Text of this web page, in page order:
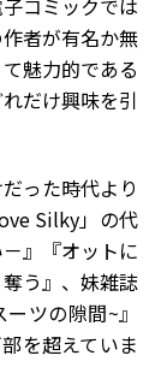
コミックでは
者が有名か無
魅力的である
だけ興味を引
った時代より
Silky」の代
』『オットに
う』、妹雑誌
ツの隙間~』
を超えていま